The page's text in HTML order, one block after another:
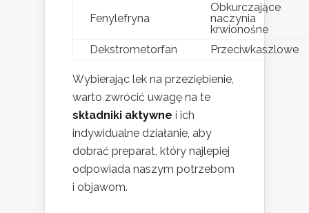
Fenylefryna
Obkurczające
naczynia
krwionośne
Dekstrometorfan
Przeciwkaszlowe
Wybierając lek na przeziębienie,
warto zwrócić uwagę na te
składniki aktywne i ich
indywidualne działanie, aby
dobrać preparat, który najlepiej
odpowiada naszym potrzebom
i objawom.